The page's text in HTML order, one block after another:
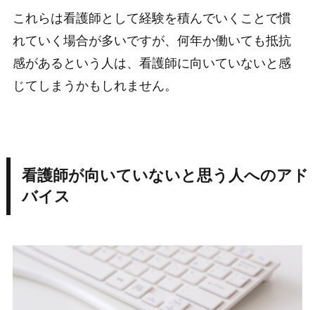
これらは看護師として経験を積んでいくことで慣
れていく場合が多いですが、何年か働いても抵抗
感があるという人は、看護師に向いていないと感
じてしまうかもしれません。
看護師が向いていないと思う人へのアド
バイス